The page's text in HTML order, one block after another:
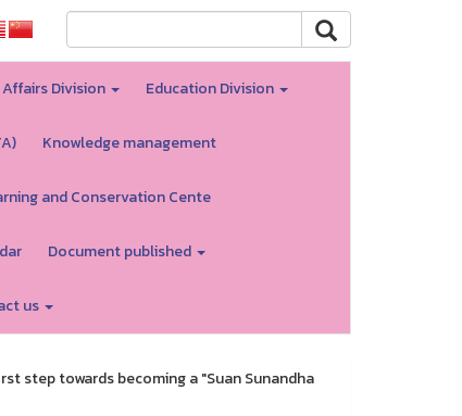
Division Education Division
Knowledge management
and Conservation Cente
Document published
us
step towards becoming a "Suan Sunandha